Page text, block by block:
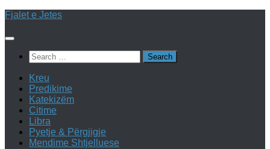
Skip
content
Fjalet e Jetes
Search
for:
Kreu
Predikime
Katekizëm
Citime
Libra
Pyetje & Përgjigje
Mendime Shtjelluese